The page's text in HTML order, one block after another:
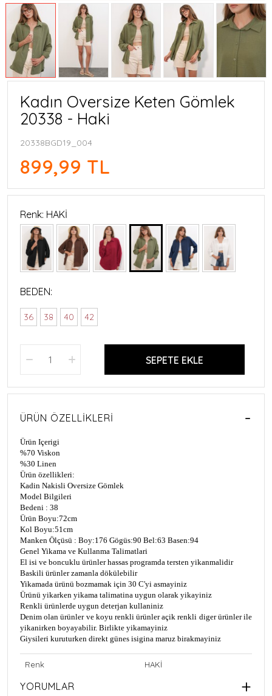
Kadın Oversize Keten Gömlek
20338 - Haki
20338BGD19_004
899,99 TL
Renk: HAKİ
BEDEN:
36 38 40 42
SEPETE EKLE
ÜRÜN ÖZELLIKLERI
Ürün Içerigi
%70 Viskon
%30 Linen
Ürün özellikleri:
Kadin Nakisli Oversize Gömlek
Model Bilgileri
Bedeni : 38
Ürün Boyu:72cm
Kol Boyu:51cm
Manken Ölçüsü : Boy:176 Gögüs:90 Bel:63 Basen:94
Genel Yikama ve Kullanma Talimatlari
El isi ve boncuklu ürünler hassas programda tersten yikanmalidir
Baskili ürünler zamanla dökülebilir
Yikamada ürünü bozmamak için 30 C'yi asmayiniz
Ürünü yikarken yikama talimatina uygun olarak yikayiniz
Renkli ürünlerde uygun deterjan kullaniniz
Denim olan ürünler ve koyu renkli ürünler açik renkli diger ürünler ile
yikanirken boyayabilir. Birlikte yikamayiniz
Giysileri kuruturken direkt günes isigina maruz birakmayiniz
Renk HAKİ
YORUMLAR